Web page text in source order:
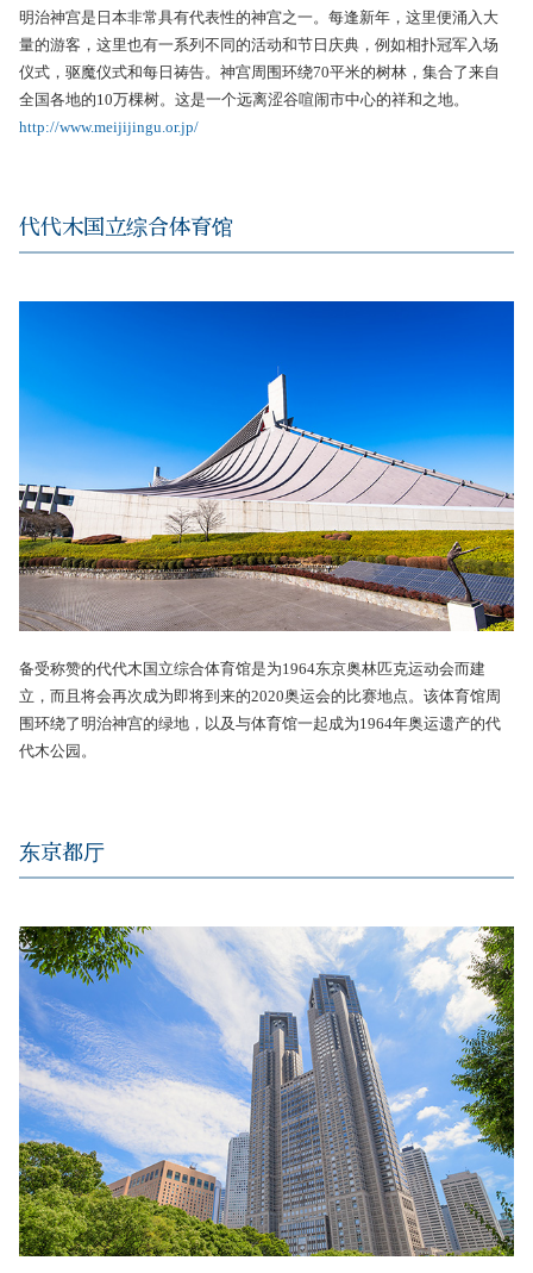
明治神宫是日本非常具有代表性的神宫之一。每逢新年，这里便涌入大
量的游客，这里也有一系列不同的活动和节日庆典，例如相扑冠军入场
仪式，驱魔仪式和每日祷告。神宫周围环绕70平米的树林，集合了来自
全国各地的10万棵树。这是一个远离涩谷喧闹市中心的祥和之地。
http://www.meijijingu.or.jp/
代代木国立综合体育馆
备受称赞的代代木国立综合体育馆是为1964东京奥林匹克运动会而建
立，而且将会再次成为即将到来的2020奥运会的比赛地点。该体育馆周
围环绕了明治神宫的绿地，以及与体育馆一起成为1964年奥运遗产的代
代木公园。
东京都厅